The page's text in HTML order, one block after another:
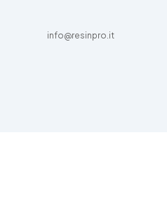
info@resinpro.it